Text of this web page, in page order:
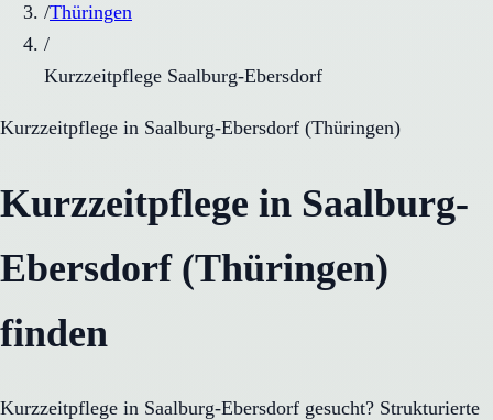
/Thüringen
/
Kurzzeitpflege Saalburg-Ebersdorf
Kurzzeitpflege in Saalburg-Ebersdorf (Thüringen)
Kurzzeitpflege in Saalburg-
Ebersdorf (Thüringen)
finden
Kurzzeitpflege in Saalburg-Ebersdorf gesucht? Strukturierte